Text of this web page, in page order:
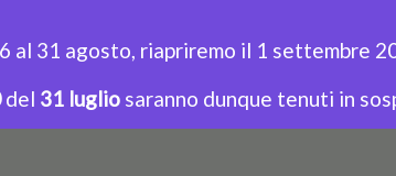
al 31 agosto, riapriremo il 1 settembre
del 31 luglio saranno dunque tenuti in